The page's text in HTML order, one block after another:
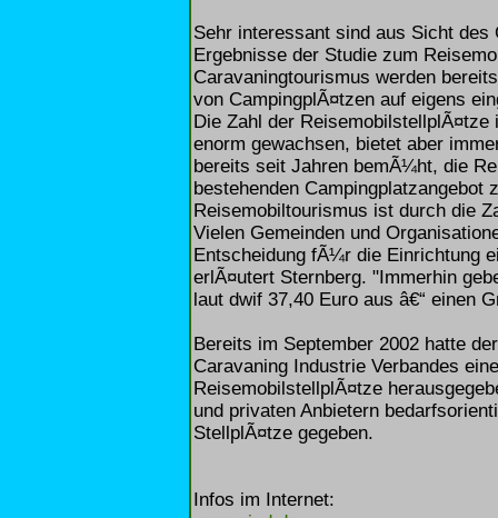
Sehr interessant sind aus Sicht des
Ergebnisse der Studie zum
Caravaningtourismus werden
von CampingplÃ¤tzen auf eigens
Die Zahl der
enorm gewachsen, bietet aber
bereits seit Jahren bemÃ¼ht, die
bestehenden
Reisemobiltourismus ist durch die
Vielen Gemeinden und
Entscheidung fÃ¼r die Einrichtung
erlÃ¤utert Sternberg. "Immerhin
laut dwif 37,40 Euro aus â€“ einen
Bereits im September 2002 hatte
Caravaning Industrie Verbandes
ReisemobilstellplÃ¤tze
und privaten Anbietern
StellplÃ¤tze gegeben.
Infos im Internet: